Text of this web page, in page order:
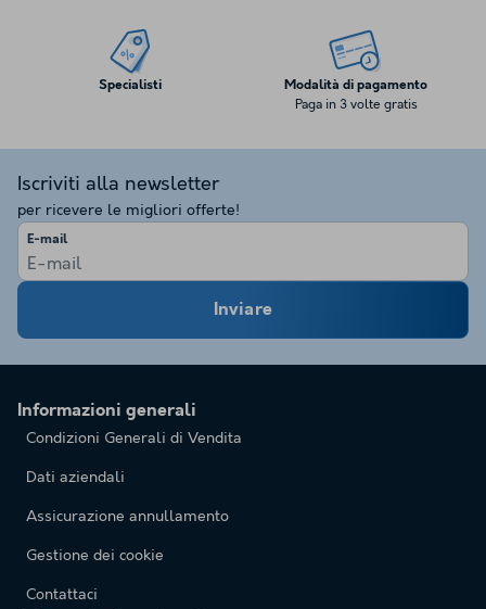
Specialisti Modalità di pagamento
Paga in 3 volte gratis
Iscriviti alla newsletter
per ricevere le migliori offerte!
E-mail
Inviare
Informazioni generali
Condizioni Generali di Vendita
Dati aziendali
Assicurazione annullamento
Gestione dei cookie
Contattaci